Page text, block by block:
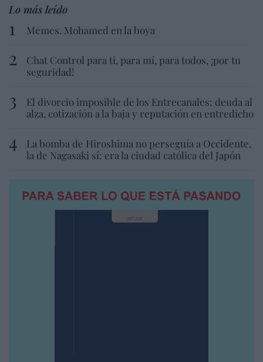
Lo más leído
Memes. Mohamed en la boya
Chat Control para ti, para mí, para todos, ¡por tu
seguridad!
El divorcio imposible de los Entrecanales: deuda al
alza, cotización a la baja y reputación en entredicho
La bomba de Hiroshima no perseguía a Occidente,
la de Nagasaki sí: era la ciudad católica del Japón